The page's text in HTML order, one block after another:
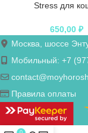
Stress для
спрей 236 мл
650,00 ₽
Москва, шоссе
Мобильный: +7
Правила оплаты